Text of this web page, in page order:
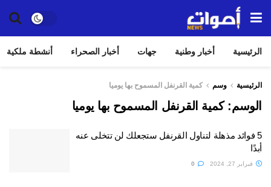
الرئيسية أخبار وطنية جهات أخبار الصحراء أنشطة ملكية
الرئيسية وسم كمية القرنفل المسموح بها يوميا
الوسم:كمية القرنفل المسموح بها يوميا
5 فوائد مذهلة لتناول القرنفل ستجعلك لن تتخلى عنه
أبدًا
فبراير 27, 2024